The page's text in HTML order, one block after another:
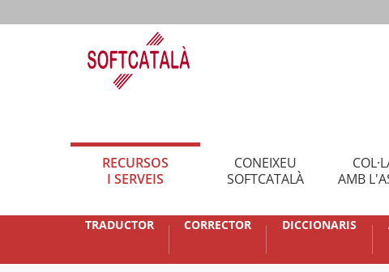
RECURSOS
I SERVEIS
CONEIXEU
SOFTCATALÀ
AMB
TRADUCTOR CORRECTOR DICCIONARIS